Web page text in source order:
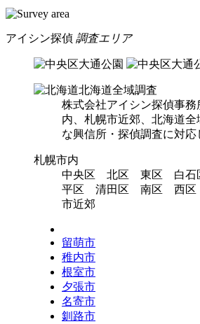
アイシン探偵 調査エリア
北海道全域調査
株式会社アイシン探偵事務
内、札幌市近郊、北海道全
な興信所・探偵調査に対応
札幌市内
中央区 北区 東区 白
平区 清田区 南区 西
市近郊
留萌市
稚内市
根室市
夕張市
名寄市
釧路市